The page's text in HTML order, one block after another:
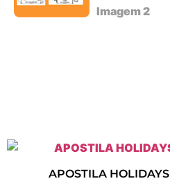
APOSTILA HOLIDAYS